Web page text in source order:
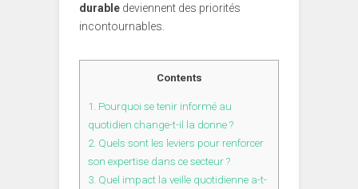
durable deviennent des priorités
incontournables.
Contents
1. Pourquoi se tenir informé au
quotidien change-t-il la donne ?
2. Quels sont les leviers pour renforcer
son expertise dans ce secteur ?
3. Quel impact la veille quotidienne a-t-